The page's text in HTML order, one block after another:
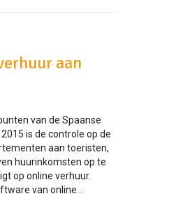
aan
van de Spaanse
is de controle op de
aan toeristen,
huurinkomsten op te
op online verhuur.
van online...